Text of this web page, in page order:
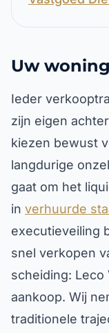
Uw
Ieder
zijn eigen
kiezen bewust
langdurige
gaat om het
in verhuurde
executieveiling
snel verkopen
scheiding:
aankoop. Wij
traditionele